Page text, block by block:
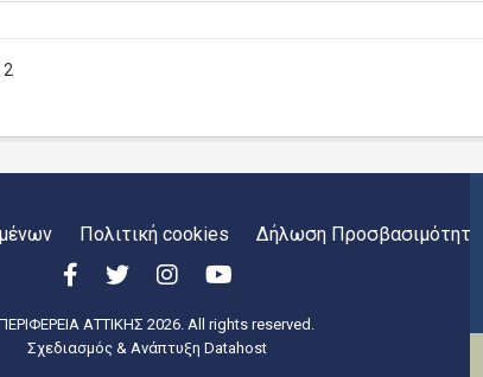
Πολιτική cookies Δήλωση Προσβασιμότητας
ΑΤΤΙΚΗΣ 2026. All rights reserved.
Σχεδιασμός & Ανάπτυξη Datahost